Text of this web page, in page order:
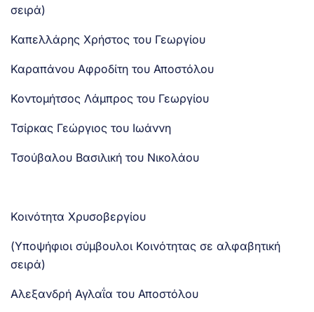
σειρά)
Καπελλάρης Χρήστος του Γεωργίου
Καραπάνου Αφροδίτη του Αποστόλου
Κοντομήτσος Λάμπρος του Γεωργίου
Τσίρκας Γεώργιος του Ιωάννη
Τσούβαλου Βασιλική του Νικολάου
Κοινότητα Χρυσοβεργίου
(Υποψήφιοι σύμβουλοι Κοινότητας σε αλφαβητική
σειρά)
Αλεξανδρή Αγλαΐα του Αποστόλου